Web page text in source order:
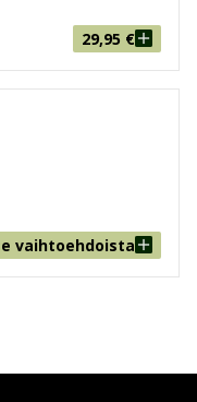
29,95 €
vaihtoehdoista